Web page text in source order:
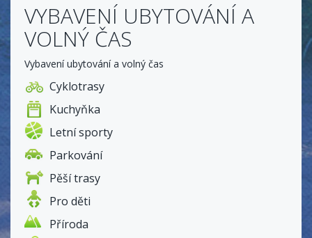
VYBAVENÍ UBYTOVÁNÍ A
VOLNÝ ČAS
Vybavení ubytování a volný čas
Cyklotrasy
Kuchyňka
Letní sporty
Parkování
Pěší trasy
Pro děti
Příroda